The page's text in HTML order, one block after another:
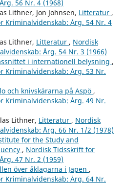
56 Nr. 4 (1968)
Lithner, Jon Johnsen, Litteratur ,
Kriminalvidenskab: Årg. 54 Nr. 4
Lithner, Litteratur , Nordisk
Årg. 54 Nr. 3 (1966)
i internationell belysning ,
Kriminalvidenskab: Årg. 53 Nr.
och knivskärarna på Aspö ,
Kriminalvidenskab: Årg. 49 Nr.
Lithner, Litteratur , Nordisk
Årg. 66 Nr. 1/2 (1978)
for the Study and
, Nordisk Tidsskrift for
47 Nr. 2 (1959)
över åklagarna i Japen ,
Kriminalvidenskab: Årg. 64 Nr.